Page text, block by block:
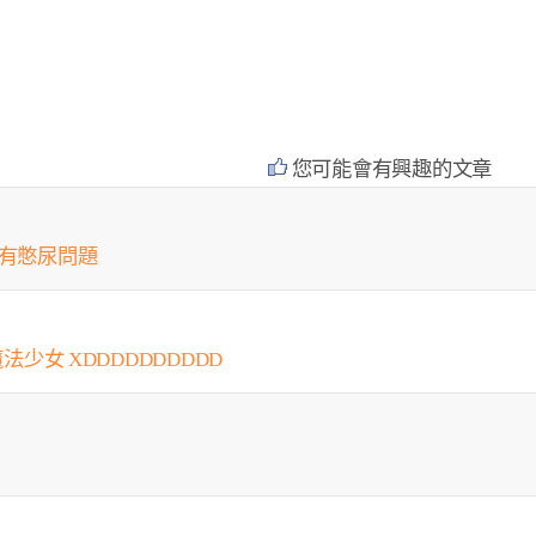
您可能會有興趣的文章
憋尿問題
少女 XDDDDDDDDDD